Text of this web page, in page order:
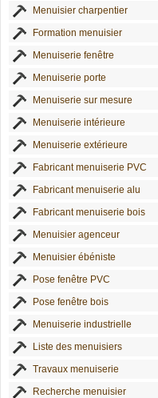
Menuisier charpentier
Formation menuisier
Menuiserie fenêtre
Menuiserie porte
Menuiserie sur mesure
Menuiserie intérieure
Menuiserie extérieure
Fabricant menuiserie PVC
Fabricant menuiserie alu
Fabricant menuiserie bois
Menuisier agenceur
Menuisier ébéniste
Pose fenêtre PVC
Pose fenêtre bois
Menuiserie industrielle
Liste des menuisiers
Travaux menuiserie
Recherche menuisier